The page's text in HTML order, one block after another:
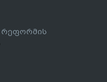
რეფორმის